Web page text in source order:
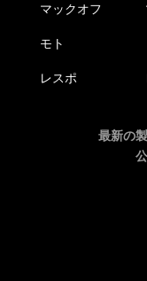
マックオフ
モト
レスポ
最新の